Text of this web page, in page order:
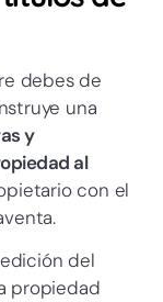
debes de
una
y
al
con el
del
propiedad